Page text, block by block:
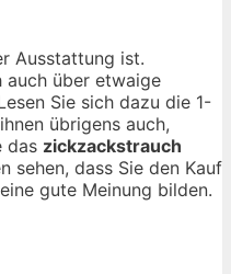
Ausstattung ist.
auch über etwaige
Sie sich dazu die 1-
übrigens auch,
das zickzackstrauch
sehen, dass Sie den Kauf
gute Meinung bilden.